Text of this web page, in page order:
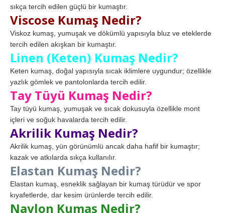
sıkça tercih edilen güçlü bir kumaştır.
Viscose Kumaş Nedir?
Viskoz kumaş, yumuşak ve dökümlü yapısıyla bluz ve eteklerde
tercih edilen akışkan bir kumaştır.
Linen (Keten) Kumaş Nedir?
Keten kumaş, doğal yapısıyla sıcak iklimlere uygundur; özellikle
yazlık gömlek ve pantolonlarda tercih edilir.
Tay Tüyü Kumaş Nedir?
Tay tüyü kumaş, yumuşak ve sıcak dokusuyla özellikle mont
içleri ve soğuk havalarda tercih edilir.
Akrilik Kumaş Nedir?
Akrilik kumaş, yün görünümlü ancak daha hafif bir kumaştır;
kazak ve atkılarda sıkça kullanılır.
Elastan Kumaş Nedir?
Elastan kumaş, esneklik sağlayan bir kumaş türüdür ve spor
kıyafetlerde, dar kesim ürünlerde tercih edilir.
Naylon Kumaş Nedir?